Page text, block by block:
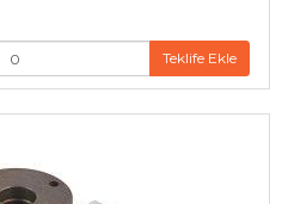
Teklife Ekle